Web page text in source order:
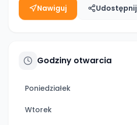
Nawiguj Udostępnij
Godziny otwarcia
Poniedziałek
Wtorek